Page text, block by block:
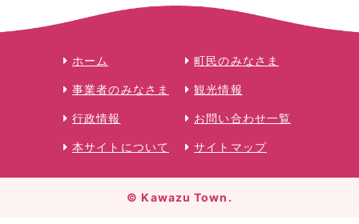
ホーム 町民のみなさま
事業者のみなさま 観光情報
行政情報 お問い合わせ一覧
本サイトについて サイトマップ
© Kawazu Town.